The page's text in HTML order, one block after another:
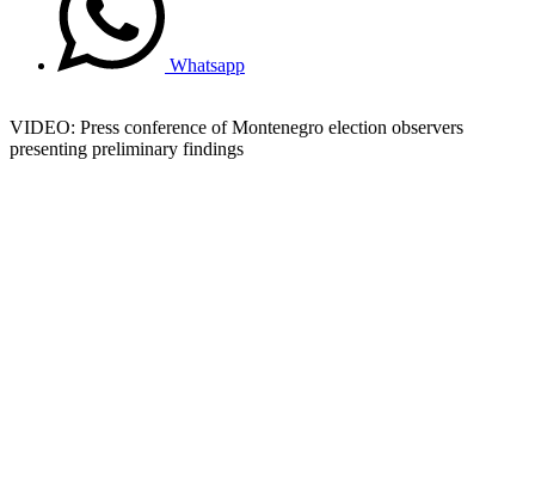
Whatsapp
VIDEO: Press conference of Montenegro election observers
presenting preliminary findings